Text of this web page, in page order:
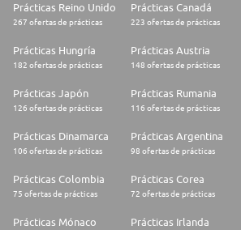
Prácticas Reino Unido
267 ofertas de prácticas
Prácticas Canadá
223 ofertas de prácticas
Prácticas Hungría
182 ofertas de prácticas
Prácticas Austria
148 ofertas de prácticas
Prácticas Japón
126 ofertas de prácticas
Prácticas Rumania
116 ofertas de prácticas
Prácticas Dinamarca
106 ofertas de prácticas
Prácticas Argentina
98 ofertas de prácticas
Prácticas Colombia
75 ofertas de prácticas
Prácticas Corea
72 ofertas de prácticas
Prácticas Mónaco Prácticas Irlanda